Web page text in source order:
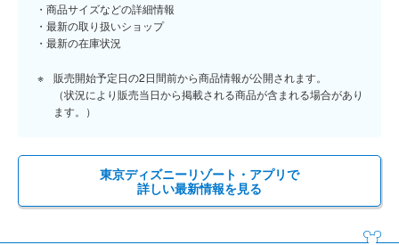
商品サイズなどの詳細情報
最新の取り扱いショップ
最新の在庫状況
販売開始予定日の2日間前から商品情報が公開されます。
（状況により販売当日から掲載される商品が含まれる場合があり
ます。）
東京ディズニーリゾート・アプリで
詳しい最新情報を見る